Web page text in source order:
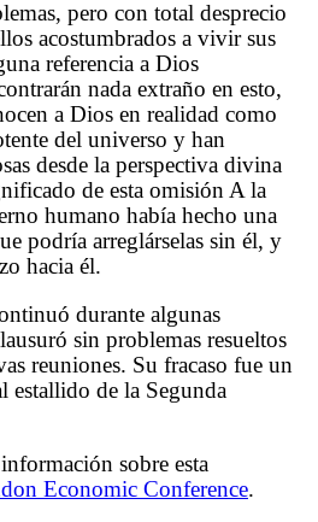
pero con total desprecio
acostumbrados a vivir sus
referencia a Dios
nada extraño en esto,
a Dios en realidad como
del universo y han
desde la perspectiva divina
de esta omisión A la
humano había hecho una
podría arreglárselas sin él, y
hacia él.
durante algunas
sin problemas resueltos
reuniones. Su fracaso fue un
estallido de la Segunda
sobre esta
Economic Conference.